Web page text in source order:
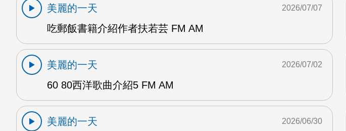
美麗的一天
吃郵飯書籍介紹作者扶若芸 FM AM
2026/07/07
美麗的一天
60 80西洋歌曲介紹5 FM AM
2026/07/02
美麗的一天
2026/06/30